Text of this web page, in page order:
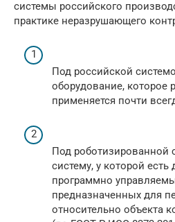
системы российского
практике неразрушающего
Под российской
оборудование, которое
применяется почти
Под роботизированной
систему, у которой
программно
предназначенных для
относительно объекта